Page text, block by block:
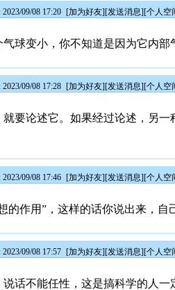
09/08 17:20 [加为好友][发送消息][个人空
球变小，你不知道是因为它内
09/08 17:28 [加为好友][发送消息][个人空
就要论述它。如果经过论述，另
09/08 17:46 [加为好友][发送消息][个人空
的作用”，这样的话你说出来，自
09/08 17:57 [加为好友][发送消息][个人空
话不能任性，这是搞科学的人